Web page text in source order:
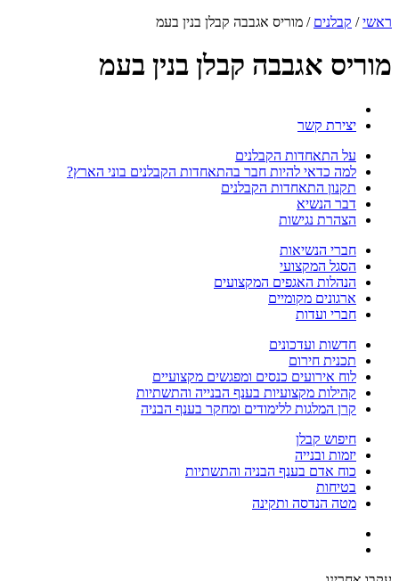
ראשי/ קבלנים / מוריס אגבבה קבלן בנין בעמ
מוריס אגבבה קבלן בנין בעמ
יצירת קשר
על התאחדות הקבלנים
למה כדאי להיות חבר בהתאחדות הקבלנים בוני הארץ?
תקנון התאחדות הקבלנים
דבר הנשיא
הצהרת נגישות
חברי הנשיאות
הסגל המקצועי
הנהלות האגפים המקצועים
ארגונים מקומיים
חברי ועדות
חדשות ועדכונים
תכנית חירום
לוח אירועים כנסים ומפגשים מקצועיים
קהילות מקצועיות בענף הבנייה והתשתיות
קרן המלגות ללימודים ומחקר בענף הבניה
חיפוש קבלן
יזמות ובנייה
כוח אדם בענף הבניה והתשתיות
בטיחות
מטה הנדסה ותקינה